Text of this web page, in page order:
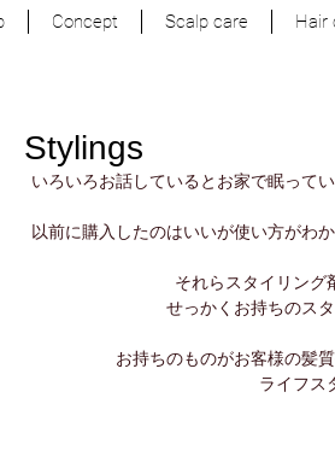
Concept Scalp care Hair
Stylings
いろいろお話しているとお家で眠って
以前に購入したのはいいが使い方がわ
それらスタイリング
せっかくお持ちのス
お持ちのものがお客様の髪
ライフス